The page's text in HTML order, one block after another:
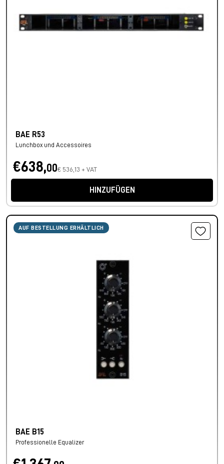
BAE R53
Lunchbox und Accessoires
€638,00€ 536,13 + VAT
HINZUFÜGEN
AUF BESTELLUNG ERHÄLTLICH
BAE B15
Professionelle Equalizer